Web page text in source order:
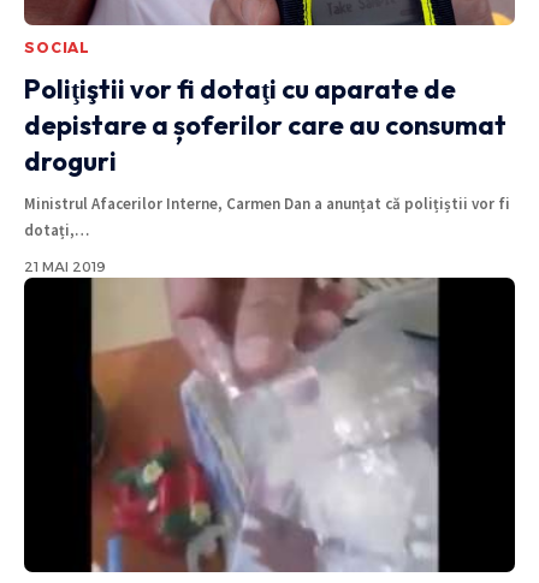
SOCIAL
Poliţiştii vor fi dotaţi cu aparate de
depistare a șoferilor care au consumat
droguri
Ministrul Afacerilor Interne, Carmen Dan a anunțat că polițiștii vor fi
dotați,…
21 MAI 2019